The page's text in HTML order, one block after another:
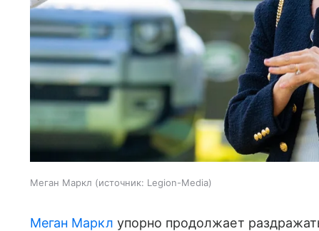
Меган Маркл источник: Legion-Media
Меган Маркл упорно продолжает